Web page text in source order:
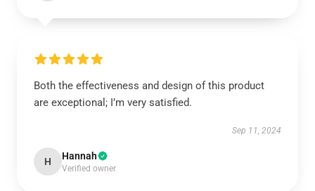
Both the effectiveness and design of this product
are exceptional; I’m very satisfied.
Sep 11, 2024
H Hannah
Verified owner